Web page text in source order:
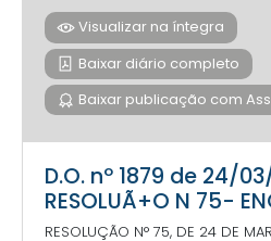
Visualizar na íntegra
Baixar diário completo
Baixar publicação com
D.O. nº 1879 de 24/
RESOLUÃ+O N 75-
RESOLUÇÃO N° 75, DE 24 DE